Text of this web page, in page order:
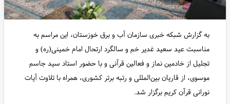
به گزارش شبکه خبری سازمان آب و برق خوزستان، این مراسم به
مناسبت عید سعید غدیر خم و سالگرد ارتحال امام خمینی(ره) و
تجلیل از خادمین نماز و فعالین قرآنی و با حضور استاد سید جاسم
موسوی، از قاریان بین‌المللی و رتبه برتر کشوری، همراه با تلاوت آیات
نورانی قرآن کریم برگزار شد.